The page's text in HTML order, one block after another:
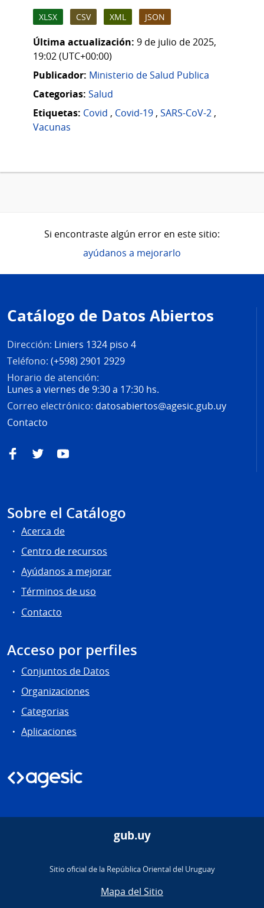
XLSX CSV XML JSON
Última actualización: 9 de julio de 2025,
19:02 (UTC+00:00)
Publicador: Ministerio de Salud Publica
Categorias: Salud
Etiquetas: Covid , Covid-19 , SARS-CoV-2 ,
Vacunas
Si encontraste algún error en este sitio:
ayúdanos a mejorarlo
de
página
Catálogo de Datos Abiertos
Dirección: Liniers 1324 piso 4
Teléfono: (+598) 2901 2929
Horario de atención:
Lunes a viernes de 9:30 a 17:30 hs.
Correo electrónico: datosabiertos@agesic.gub.uy
Contacto
FacebookTwitterYouTube
Sobre el Catálogo
Acerca de
Centro de recursos
Ayúdanos a mejorar
Términos de uso
Contacto
Acceso por perfiles
Conjuntos de Datos
Organizaciones
Categorias
Aplicaciones
gub.uy
Sitio oficial de la República Oriental del Uruguay
Mapa del Sitio